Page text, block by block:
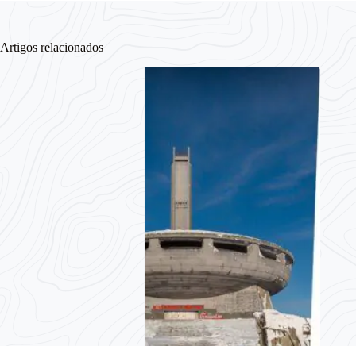
Artigos relacionados